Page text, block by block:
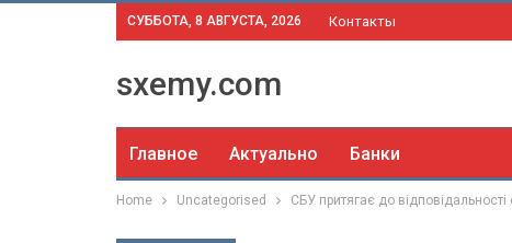
СУББОТА, 8 АВГУСТА, 2026 Контакты
sxemy.com
Главное Актуально Банки
Home Uncategorised СБУ притягає до